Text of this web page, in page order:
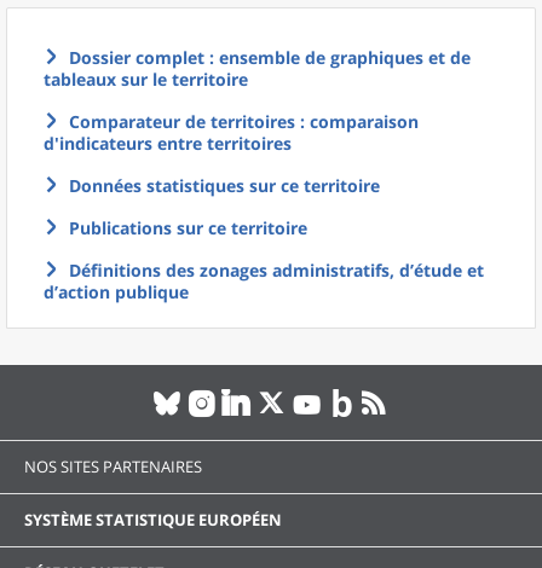
Dossier complet : ensemble de graphiques et de
tableaux sur le territoire
Comparateur de territoires : comparaison
d'indicateurs entre territoires
Données statistiques sur ce territoire
Publications sur ce territoire
Définitions des zonages administratifs, d’étude et
d’action publique
NOS SITES PARTENAIRES
SYSTÈME STATISTIQUE EUROPÉEN